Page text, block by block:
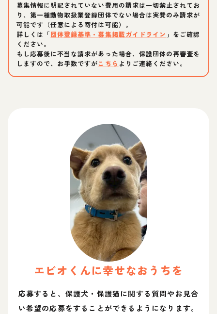
募集情報に明記されていない費用の請求は一切禁止されてお
り、第一種動物取扱業登録団体でない場合は実費のみ請求が
可能です（任意による寄付は可能）。
詳しくは「団体登録基準・募集掲載ガイドライン 」をご確認
ください。
もし応募後に不当な請求があった場合、保護団体の再審査を
しますので、お手数ですがこちら よりご連絡ください。
エビオ くんに幸せなおうちを
応募すると、保護犬・保護猫に関する質問やお見合
い希望の応募をすることができるようになります。